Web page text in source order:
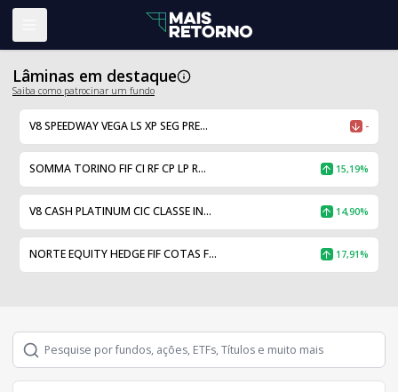
Lâminas em destaque
Saiba como patrocinar um fundo
V8 SPEEDWAY VEGA LS XP SEG PRE... -
SOMMA TORINO FIF CI RF CP LP R... 15,19%
V8 CASH PLATINUM CIC CLASSE IN... 14,90%
NORTE EQUITY HEDGE FIF COTAS F... 17,91%